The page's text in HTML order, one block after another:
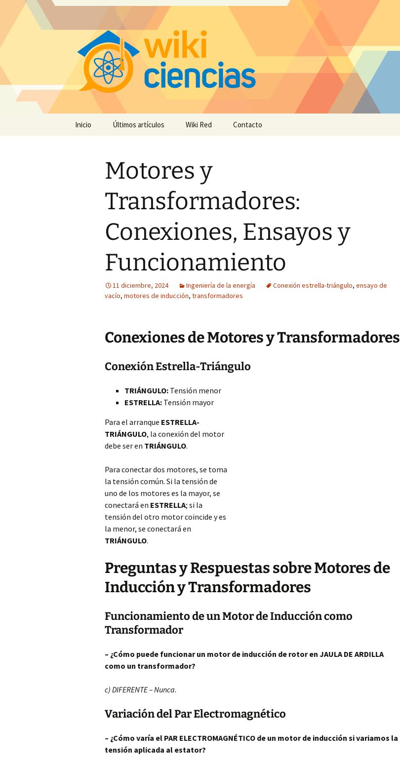
Inicio Últimos artículos Wiki Red Contacto
Motores y
Transformadores:
Conexiones, Ensayos y
Funcionamiento
11 diciembre, 2024 Ingeniería de la energía Conexión estrella-triángulo, ensayo de
vacío, motores de inducción, transformadores
Conexiones de Motores y Transformadores
Conexión Estrella-Triángulo
TRIÁNGULO: Tensión menor
ESTRELLA: Tensión mayor
Para el arranque ESTRELLA-
TRIÁNGULO, la conexión del motor
debe ser en TRIÁNGULO.
Para conectar dos motores, se toma
la tensión común. Si la tensión de
uno de los motores es la mayor, se
conectará en ESTRELLA; si la
tensión del otro motor coincide y es
la menor, se conectará en
TRIÁNGULO.
Preguntas y Respuestas sobre Motores de
Inducción y Transformadores
Funcionamiento deun Motor de Inducción como
Transformador
– ¿Cómo puede funcionar un motor de inducción de rotor en JAULA DE ARDILLA
como un transformador?
c) DIFERENTE – Nunca.
Variación del Par Electromagnético
– ¿Cómo varía el PAR ELECTROMAGNÉTICO de un motor de inducción si variamos la
tensión aplicada al estator?